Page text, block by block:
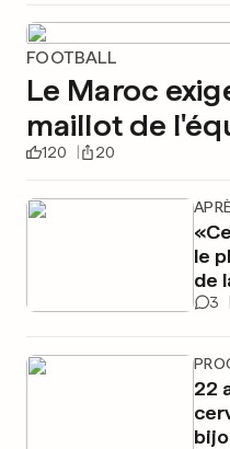
FOOTBALL
Le Maroc
maillot de
120 20
le
de
3
22